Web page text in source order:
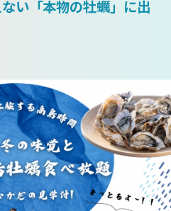
い「本物の牡蠣」に出